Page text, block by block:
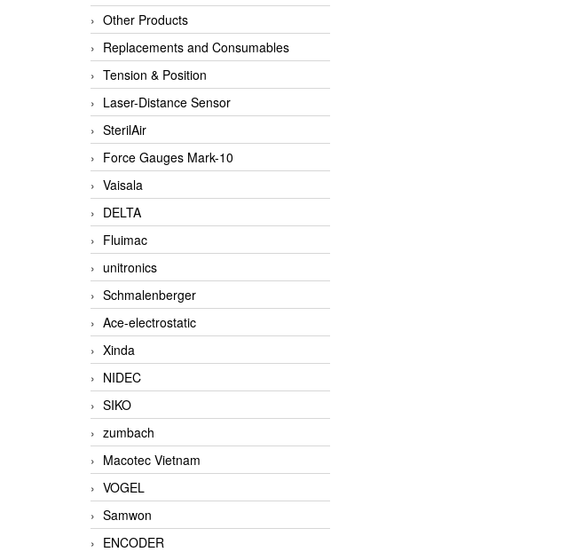
Other Products
Replacements and Consumables
Tension & Position
Laser-Distance Sensor
SterilAir
Force Gauges Mark-10
Vaisala
DELTA
Fluimac
unitronics
Schmalenberger
Ace-electrostatic
Xinda
NIDEC
SIKO
zumbach
Macotec Vietnam
VOGEL
Samwon
ENCODER